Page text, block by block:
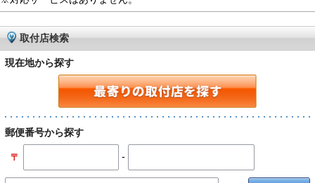
取付店検索
現在地から探す
郵便番号から探す
〒 -